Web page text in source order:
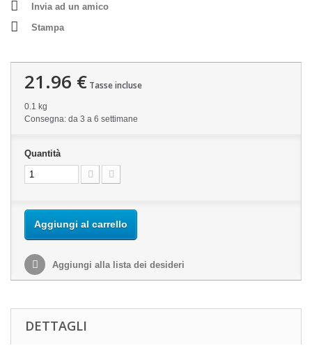
Invia ad un amico
Stampa
21.96 € Tasse incluse
0.1 kg
Consegna: da 3 a 6 settimane
Quantità
Aggiungi al carrello
Aggiungi alla lista dei desideri
DETTAGLI